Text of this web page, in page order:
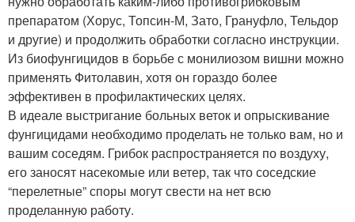
препаратом (Хорус, Топсин-М, Зато, Грануфло, Тельдор
и другие) и продолжить обработки согласно инструкции.
Из биофунгицидов в борьбе с монилиозом вишни можно
применять Фитолавин, хотя он гораздо более
эффективен в профилактических целях.
В идеале выстригание больных веток и опрыскивание
фунгицидами необходимо проделать не только вам, но и
вашим соседям. Грибок распространяется по воздуху,
его заносят насекомые или ветер, так что соседские
“перелетные” споры могут свести на нет всю
проделанную работу.